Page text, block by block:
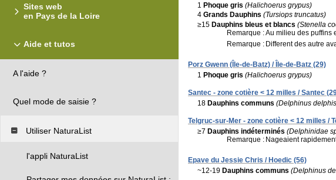
Sites web
en Pays de la Loire
Aide et tutos
A l'aide ?
Quel mode de saisie ?
Utiliser NaturaList
l'appli NaturaList
1 Phoque gris (Halichoerus grypus)
4 Grands Dauphins (Tursiops truncatus)
≥15 Dauphins bleus et blancs (Stenella
Remarque :Au milieu des puffins
Remarque : Different des autre
Porz Gwenn (Île-de-Batz) / Île-de-Batz (29)
1 Phoque gris (Halichoerus grypus)
Santec - zone cotière < 12 milles / Santec
18 Dauphins communs (Delphinus
Telgruc-sur-Mer - zone cotière < 12 milles /
≥7 Dauphins indéterminés (Delphinidae
Remarque : Nageaient
Epave du Jessie Chris / Hoedic (56)
~12-19 Dauphins communs (Delphinus